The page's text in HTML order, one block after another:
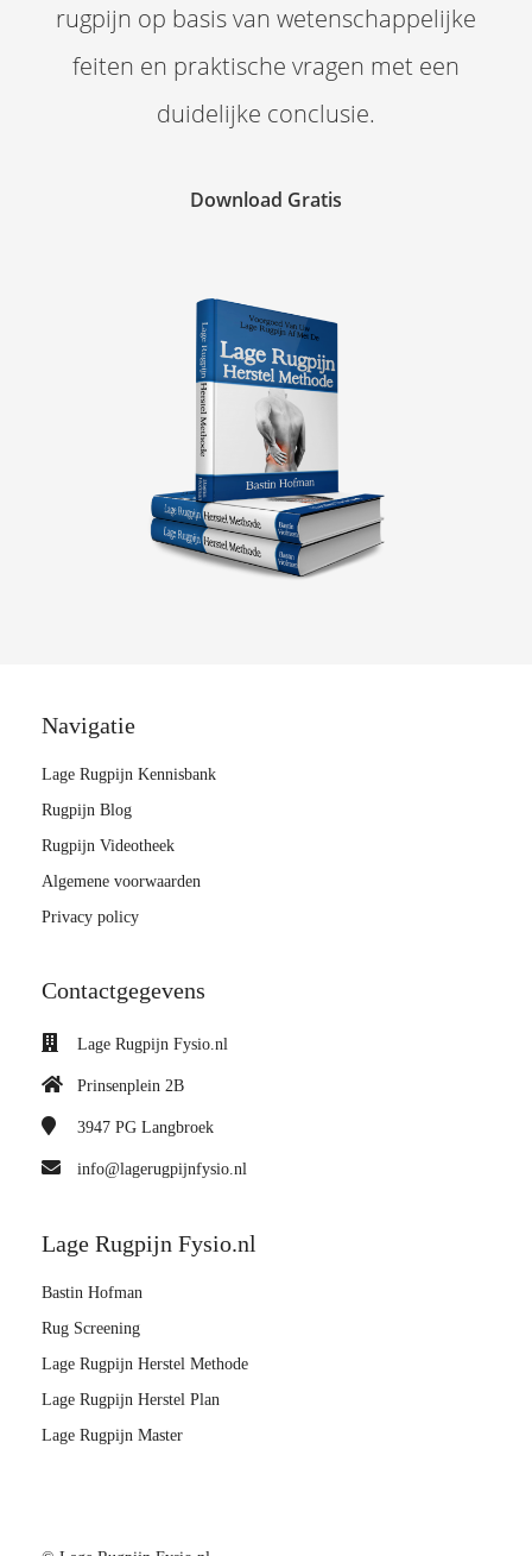
rugpijn op basis van wetenschappelijke
feiten en praktische vragen met een
duidelijke conclusie.
Download Gratis
Navigatie
Lage Rugpijn Kennisbank
Rugpijn Blog
Rugpijn Videotheek
Algemene voorwaarden
Privacy policy
Contactgegevens
Lage Rugpijn Fysio.nl
Prinsenplein 2B
3947 PG Langbroek
info@lagerugpijnfysio.nl
Lage Rugpijn Fysio.nl
Bastin Hofman
Rug Screening
Lage Rugpijn Herstel Methode
Lage Rugpijn Herstel Plan
Lage Rugpijn Master